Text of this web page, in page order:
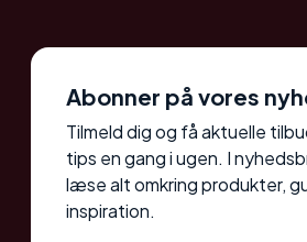
Abonner på vores
Tilmeld dig og få aktuelle
tips en gang i ugen. I
læse alt omkring produkter,
inspiration.